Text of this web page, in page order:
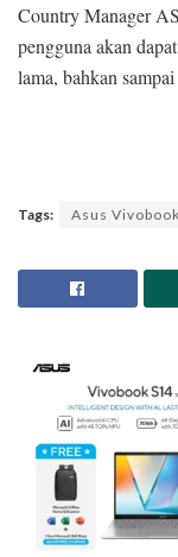
Country Manager
pengguna akan
lama, bahkan
Tags: Asus Vivobook